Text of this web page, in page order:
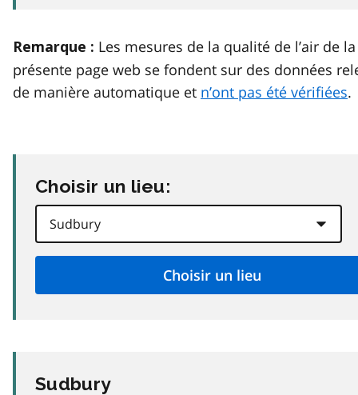
Remarque : Les mesures de la qualité de l’air de la
présente page web se fondent sur des données
de manière automatique et n’ont pas été vérifiées.
Choisir un lieu:
Sudbury